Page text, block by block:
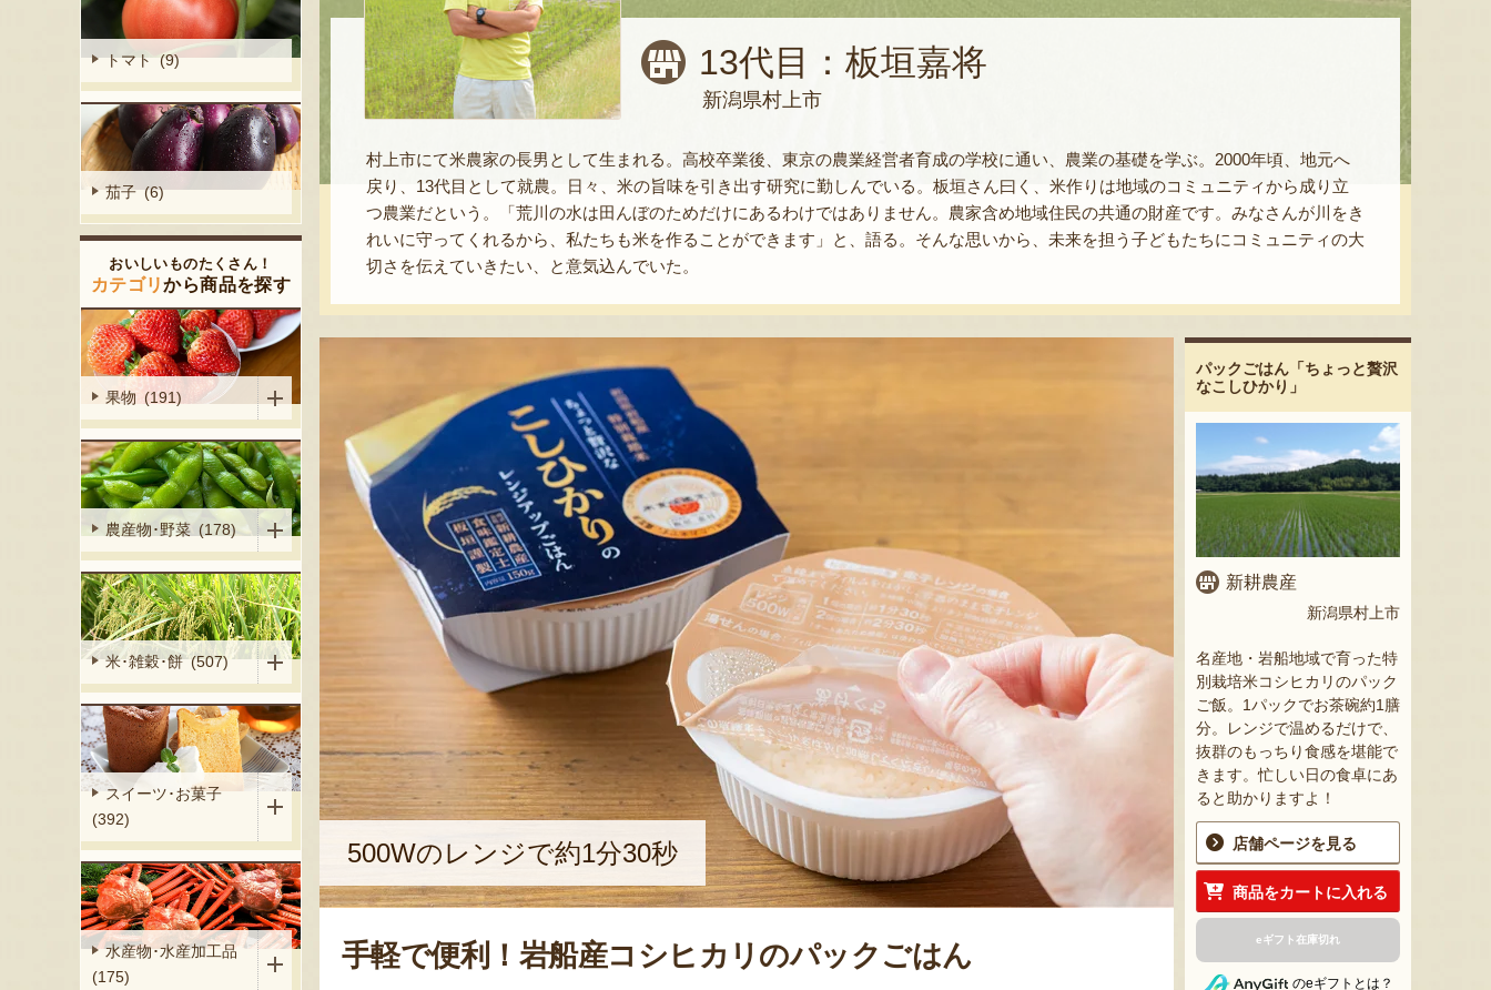
13代目：板垣嘉将
新潟県村上市
村上市にて米農家の長男として生まれる。高校卒業後、東京の農業経営者育成の学校に通い、農業の基礎を学ぶ。2000年頃、地元へ
戻り、13代目として就農。日々、米の旨味を引き出す研究に勤しんでいる。板垣さん曰く、米作りは地域のコミュニティから成り立
つ農業だという。「荒川の水は田んぼのためだけにあるわけではありません。農家含め地域住民の共通の財産です。みなさんが川をき
れいに守ってくれるから、私たちも米を作ることができます」と、語る。そんな思いから、未来を担う子どもたちにコミュニティの大
切さを伝えていきたい、と意気込んでいた。
500Wのレンジで約1分30秒
手軽で便利！岩船産コシヒカリのパックごはん
パックごはん「ちょっと贅沢
なこしひかり」
新耕農産
新潟県村上市
名産地・岩船地域で育った特
別栽培米コシヒカリのパック
ご飯。1パックでお茶碗約1膳
分。レンジで温めるだけで、
抜群のもっちり食感を堪能で
きます。忙しい日の食卓にあ
ると助かりますよ！
店舗ページを見る
商品をカートに入れる
eギフト在庫切れ
のeギフトとは？
トマト (9)
茄子 (6)
おいしいものたくさん！
カテゴリから商品を探す
果物 (191)
農産物･野菜 (178)
米･雑穀･餅 (507)
スイーツ･お菓子
(392)
水産物･水産加工品
(175)